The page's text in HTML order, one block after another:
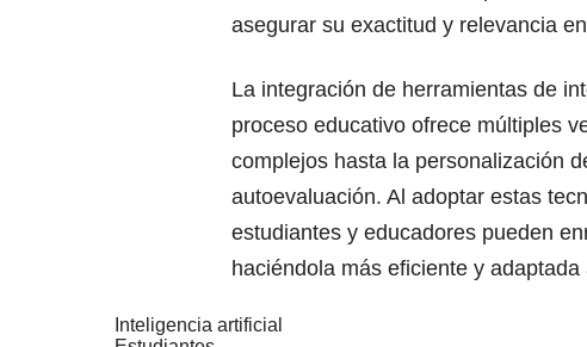
asegurar su exactitud y relevancia
La integración de herramientas de
proceso educativo ofrece múltiples
complejos hasta la personalización
autoevaluación. Al adoptar estas
estudiantes y educadores pueden
haciéndola más eficiente y
Inteligencia artificial